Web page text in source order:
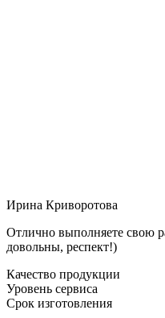
Ирина Криворотова
Отлично выполняете свою
довольны, респект!)
Качество продукции
Уровень сервиса
Срок изготовления